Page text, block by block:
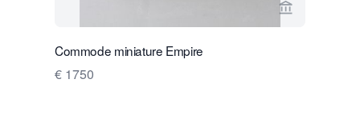
Voir la page
Commode miniature Empire
€ 1750